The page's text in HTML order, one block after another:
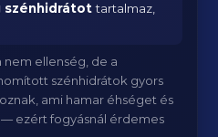
szénhidrátottartalmaz,
nem ellenség, de a
szénhidrátok gyors
ami hamar éhséget és
ezért fogyásnál érdemes